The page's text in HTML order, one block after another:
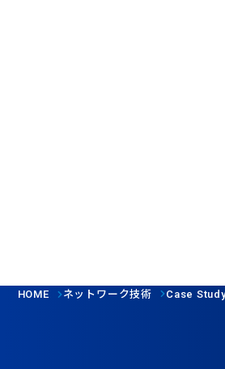
HOME ネットワーク技術 Case